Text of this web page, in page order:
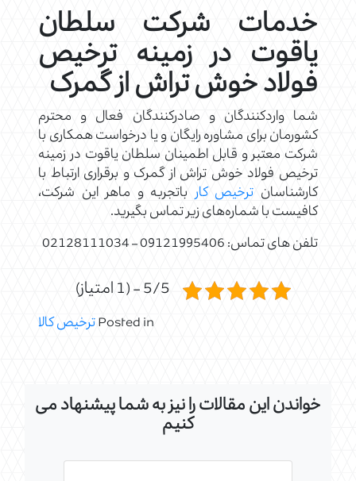
خدمات شرکت سلطان
یاقوت در زمینه ترخیص
فولاد خوش تراش از گمرک
شما واردکنندگان و صادرکنندگان فعال و محترم
کشورمان برای مشاوره رایگان و یا درخواست همکاری با
شرکت معتبر و قابل اطمینان سلطان یاقوت در زمینه
ترخیص فولاد خوش تراش از گمرک و برقراری ارتباط با
کارشناسان ترخیص کارباتجربه و ماهر این شرکت،
کافیست با شماره‌های زیر تماس بگیرید.
تلفن های تماس: 09121995406 – 02128111034
5/5 - (1 امتیاز)
Posted inترخیص کالا
خواندن این مقالات را نیز به شما پیشنهاد می
کنیم